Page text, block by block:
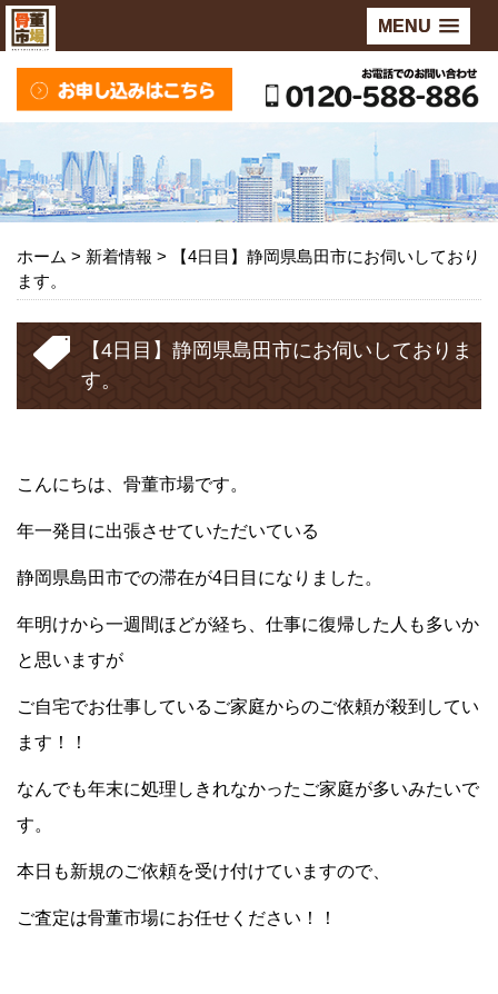
MENU
ホーム > 新着情報 >
【4日目】静岡県島田市にお伺いしており
ます。
【4日目】静岡県島田市にお伺いしておりま
す。
こんにちは、骨董市場です。
年一発目に出張させていただいている
静岡県島田市での滞在が4日目になりました。
年明けから一週間ほどが経ち、仕事に復帰した人も多いか
と思いますが
ご自宅でお仕事しているご家庭からのご依頼が殺到してい
ます！！
なんでも年末に処理しきれなかったご家庭が多いみたいで
す。
本日も新規のご依頼を受け付けていますので、
ご査定は骨董市場にお任せください！！